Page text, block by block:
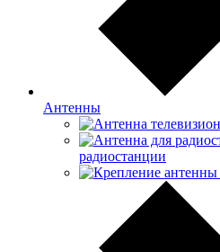
Антенны
радиостанции